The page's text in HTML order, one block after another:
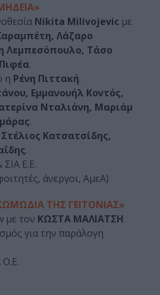
Nikita Milivojevic με
Λάζαρο
Λεμπεσόπουλο, Τάσο
.
η Ρένη Πιττακή.
Εμμανουήλ Κοντός,
Νταλιάνη, Μαριάμ
.
Στέλιος Κατσατσίδης,
.
Ε.Ε.
άνεργοι, ΑμεΑ)
ΤΗΣ ΓΕΙΤΟΝΙΑΣ»
με τον ΚΩΣΤΑ ΜΑΛΙΑΤΣΗ
για την παράλογη